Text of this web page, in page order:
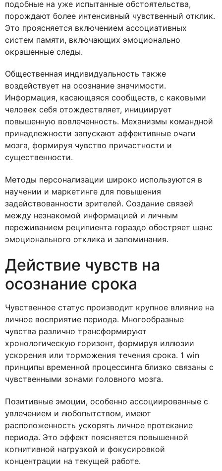
подобные на уже испытанные обстоятельства,
порождают более интенсивный чувственный отклик.
Это проясняется включением ассоциативных
систем памяти, включающих эмоционально
окрашенные следы.
Общественная индивидуальность также
воздействует на осознание значимости.
Информация, касающаяся сообществ, с каковыми
человек себя отождествляет, инициирует
повышенную вовлеченность. Механизмы командной
принадлежности запускают аффективные очаги
мозга, формируя чувство причастности и
существенности.
Методы персонализации широко используются в
научении и маркетинге для повышения
задействованности зрителей. Создание связей
между незнакомой информацией и личным
переживанием реципиента гораздо обостряет шанс
эмоционального отклика и запоминания.
Действие чувств на
осознание срока
Чувственное статус производит крупное влияние на
личное восприятие периода. Многообразные
чувства различно трансформируют
хронологическую горизонт, формируя иллюзии
ускорения или торможения течения срока. 1 win
принципы временной процессинга близко связаны с
чувственными зонами головного мозга.
Позитивные эмоции, особенно ассоциированные с
увлечением и любопытством, имеют
расположенность ускорять личное протекание
периода. Это эффект поясняется повышенной
когнитивной нагрузкой и фокусировкой
концентрации на текущей работе.